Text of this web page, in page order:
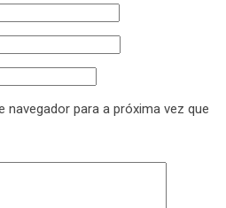
navegador para a próxima vez que